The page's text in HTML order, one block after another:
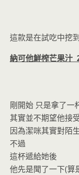
這款是在試吃中挖
納可他鮮榨芒果汁
剛開始 只是拿了一
其實並不期望他接
因為潔咪其實對陌
不過
這杯遞給她後
他先是聞了一下(算